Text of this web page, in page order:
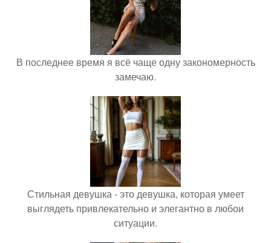
В последнее время я всё чаще одну закономерность
замечаю.
Стильная девушка - это девушка, которая умеет
выглядеть привлекательно и элегантно в любои
ситуации.